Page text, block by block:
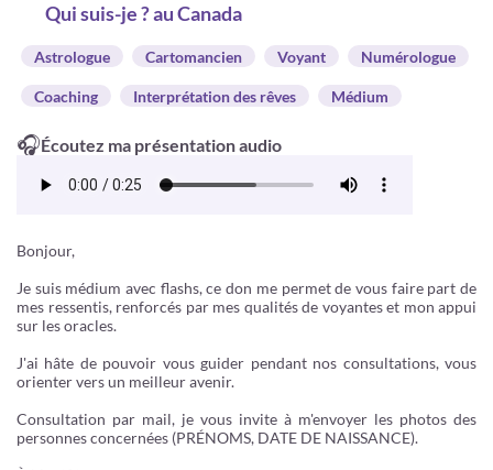
Qui suis-je ? au Canada
Astrologue Cartomancien Voyant Numérologue
Coaching Interprétation des rêves Médium
🎧Écoutez ma présentation audio
Bonjour,
Je suis médium avec flashs, ce don me permet de vous faire part de
mes ressentis, renforcés par mes qualités de voyantes et mon appui
sur les oracles.
J'ai hâte de pouvoir vous guider pendant nos consultations, vous
orienter vers un meilleur avenir.
Consultation par mail, je vous invite à m'envoyer les photos des
personnes concernées (PRÉNOMS, DATE DE NAISSANCE).